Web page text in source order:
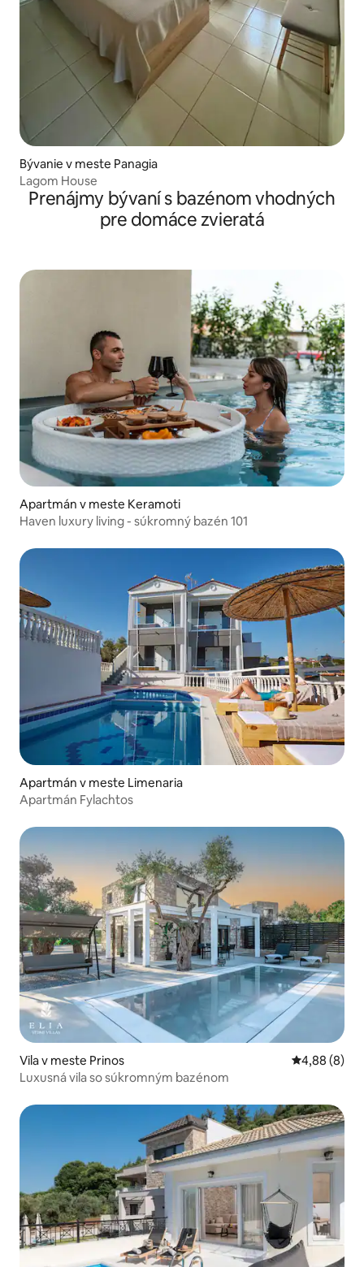
Bývanie v meste Panagia
Lagom House
Prenájmy bývaní s bazénom vhodných
pre domáce zvieratá
Apartmán v meste Keramoti
Haven luxury living - súkromný bazén 101
Apartmán v meste Limenaria
Apartmán Fylachtos
Vila v meste Prinos Priemerné
4,88 (8)
Luxusná vila so súkromným bazénom